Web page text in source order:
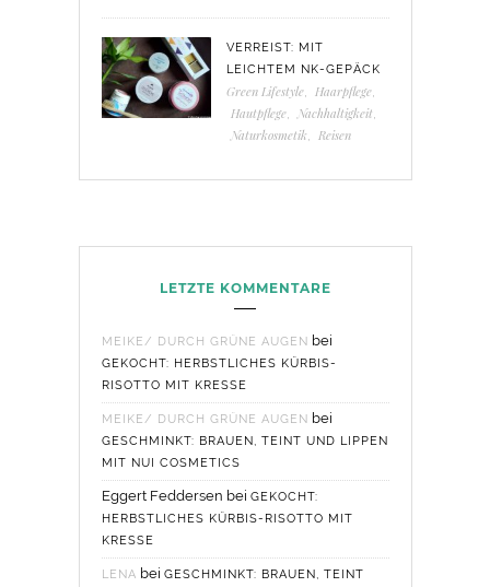
VERREIST: MIT
LEICHTEM NK-GEPÄCK
Green Lifestyle, Haarpflege,
Hautpflege, Nachhaltigkeit
Naturkosmetik
Reisen
LETZTE KOMMENTARE
MEIKE/ DURCH GRÜNE AUGEN bei
GEKOCHT: HERBSTLICHES KÜRBIS-
RISOTTO MIT KRESSE
MEIKE/ DURCH GRÜNE AUGEN bei
GESCHMINKT: BRAUEN, TEINT UND LIPPEN
MIT NUI COSMETICS
Eggert Feddersen bei GEKOCHT:
HERBSTLICHES KÜRBIS-RISOTTO MIT
KRESSE
LENA bei GESCHMINKT: BRAUEN, TEINT